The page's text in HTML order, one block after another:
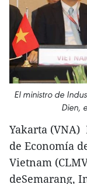
El ministro de
Dien,
Yakarta (VNA)
de Economía
Vietnam
deSemarang,